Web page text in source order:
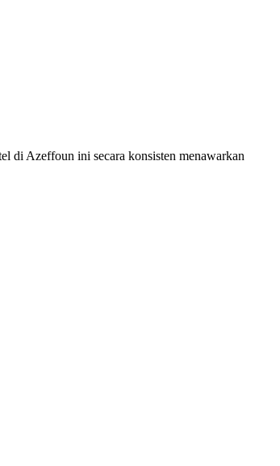
di Azeffoun ini secara konsisten menawarkan